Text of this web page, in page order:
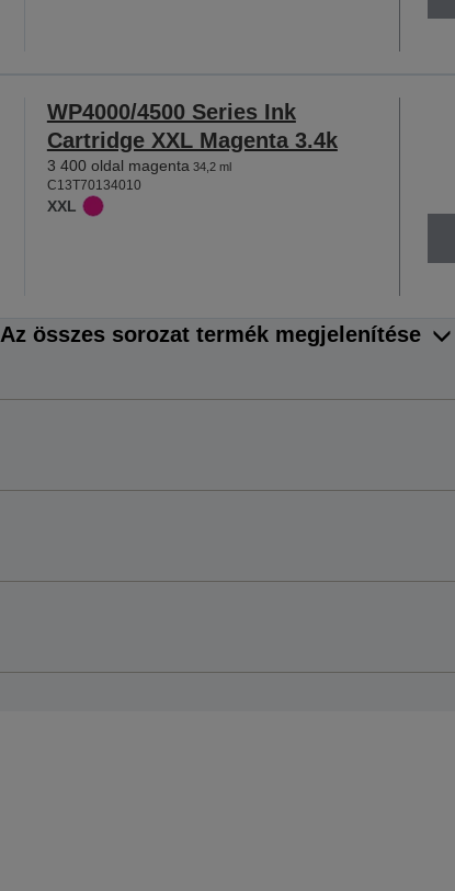
WP4000/4500 Series Ink
Cartridge XXL Magenta 3.4k
3 400 oldal magenta 34,2 ml
C13T70134010
XXL
Az összes sorozat termék megjelenítése